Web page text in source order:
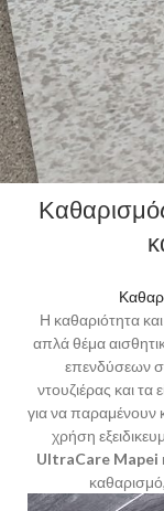
Η καθαριότητα
απλά θέμα
επενδύσεων
ντουζιέρας και τα
για να παραμένουν
χρήση
UltraCare Mapei